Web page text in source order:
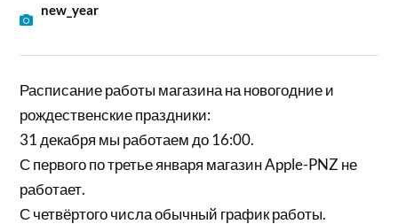
new_year
Расписание работы магазина на новогодние и
рождественские праздники:
31 декабря мы работаем до 16:00.
С первого по третье января магазин Apple-PNZ не
работает.
С четвёртого числа обычный график работы.